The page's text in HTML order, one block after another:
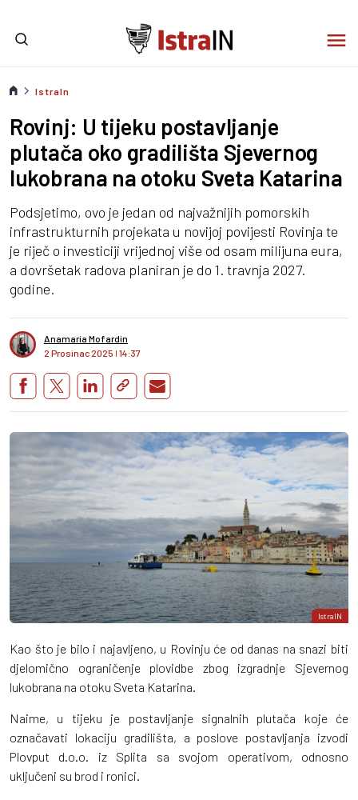
IstraIn
Rovinj: U tijeku postavljanje
plutača oko gradilišta Sjevernog
lukobrana na otoku Sveta Katarina
Podsjetimo, ovo je jedan od najvažnijih pomorskih
infrastrukturnih projekata u novijoj povijesti Rovinja te
je riječ o investiciji vrijednoj više od osam milijuna eura,
a dovršetak radova planiran je do 1. travnja 2027.
godine.
Anamaria Mofardin
2 Prosinac 2025 I 14:37
IstraIN
Kao što je bilo i najavljeno, u Rovinju će od danas na snazi biti
djelomično ograničenje plovidbe zbog izgradnje Sjevernog
lukobrana na otoku Sveta Katarina.
Naime, u tijeku je postavljanje signalnih plutača koje će
označavati lokaciju gradilišta, a poslove postavljanja izvodi
Plovput d.o.o. iz Splita sa svojom operativom, odnosno
uključeni su brod i ronici.